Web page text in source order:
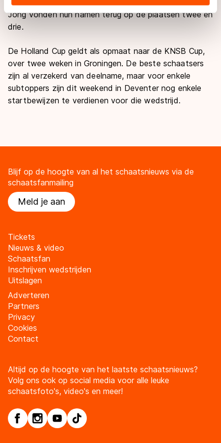
landen buiten de EU, zoals de VS, waar mogelijk geen
adequaat beschermingsniveau geldt volgens de GDPR.
Door op ‘Toestaan’ te klikken, stemt u in met deze
Jong vonden hun namen terug op de plaatsen twee en
drie.
De Holland Cup geldt als opmaat naar de KNSB Cup,
over twee weken in Groningen. De beste schaatsers
zijn al verzekerd van deelname, maar voor enkele
subtoppers zijn dit weekend in Deventer nog enkele
startbewijzen te verdienen voor die wedstrijd.
Blijf op de hoogte van al het schaatsnieuws via de
schaatsfanmailing
Meld je aan
Tickets
Nieuws & video
Schaatsfan
Inschrijven wedstrijden
Uitslagen
Adverteren
Partners
Privacy
Cookies
Contact
Altijd op de hoogte van het laatste schaatsnieuws?
Volg ons ook op social media voor alle leuke
schaatsfoto's, video's en meer!